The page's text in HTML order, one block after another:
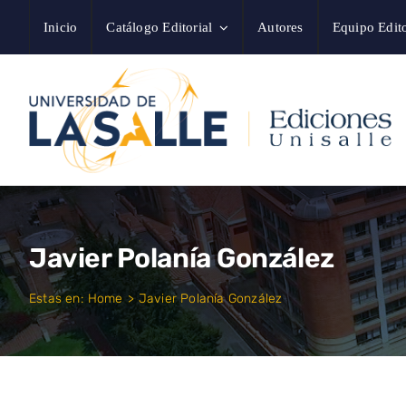
contenido
Inicio Catálogo Editorial Autores Equipo
Javier Polanía González
Estas en: Home Javier Polanía González